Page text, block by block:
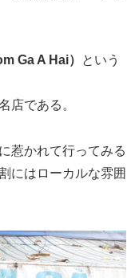
Ga A Hai）
という
店である。
惹かれて行ってみる
にはローカルな雰囲